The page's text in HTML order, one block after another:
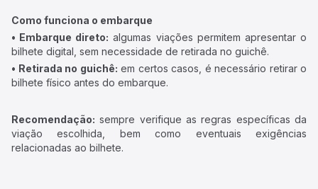
Como funciona o embarque
• Embarque direto: algumas viações permitem apresentar o
bilhete digital, sem necessidade de retirada no guichê.
• Retirada no guichê: em certos casos, é necessário retirar o
bilhete físico antes do embarque.
Recomendação: sempre verifique as regras específicas da
viação escolhida, bem como eventuais exigências
relacionadas ao bilhete.